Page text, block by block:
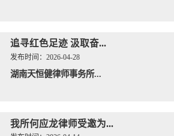
追寻红色足迹 汲取奋...
发布时间： 2026-04-28
湖南天恒健律师事务所...
我所何应龙律师受邀为...